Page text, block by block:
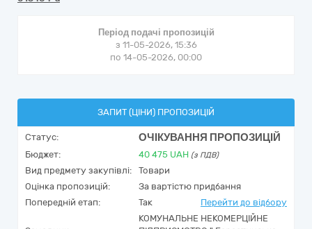
Період подачі пропозицій
з 11-05-2026, 15:36
по 14-05-2026, 00:00
ЗАПИТ (ЦІНИ) ПРОПОЗИЦІЙ
Статус: ОЧІКУВАННЯ ПРОПОЗИЦІЙ
Бюджет: 40 475 UAH (з ПДВ)
Вид предмету закупівлі:
Товари
Оцінка пропозицій:
За вартістю придбання
Попередній етап:
Так Перейти до відбору
КОМУНАЛЬНЕ НЕКОМЕРЦІЙНЕ